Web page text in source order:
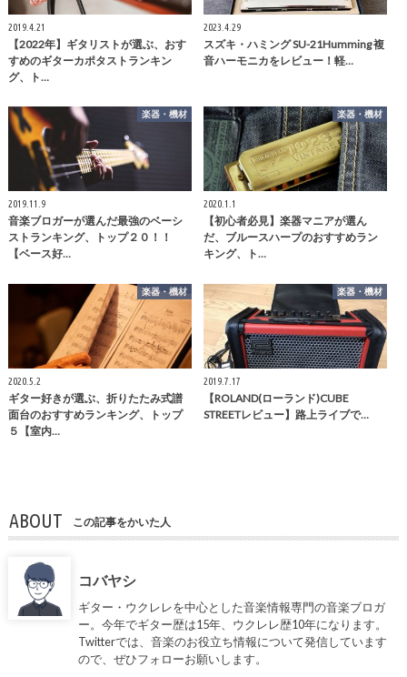
2019.4.21
【2022年】ギタリストが選ぶ、おす
すめのギターカポタストランキン
グ、ト…
2023.4.29
スズキ・ハミング SU-21Humming 複
音ハーモニカをレビュー！軽…
楽器・機材
2019.11.9
音楽ブロガーが選んだ最強のベーシ
ストランキング、トップ２０！！
【ベース好…
楽器・機材
2020.1.1
【初心者必見】楽器マニアが選ん
だ、ブルースハープのおすすめラン
キング、ト…
楽器・機材
2020.5.2
ギター好きが選ぶ、折りたたみ式譜
面台のおすすめランキング、トップ
５【室内…
楽器・機材
2019.7.17
【ROLAND(ローランド)CUBE
STREETレビュー】路上ライブで…
ABOUT この記事をかいた人
コバヤシ
ギター・ウクレレを中心とした音楽情報専門の音楽ブロガ
ー。今年でギター歴は15年、ウクレレ歴10年になります。
Twitterでは、音楽のお役立ち情報について発信しています
ので、ぜひフォローお願いします。